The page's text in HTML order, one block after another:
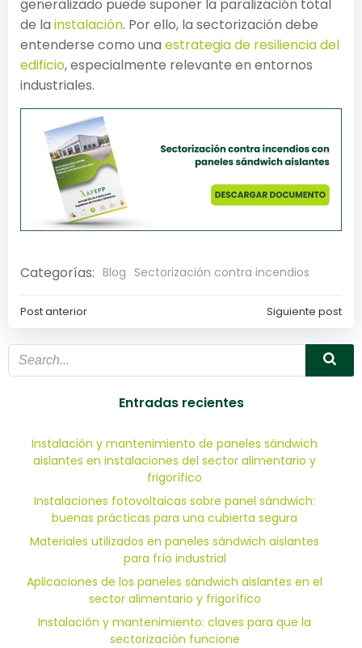
generalizado puede suponer la paralización total
de la instalación. Por ello, la sectorización debe
entenderse como una estrategia de resiliencia del
edificio, especialmente relevante en entornos
industriales.
Categorías: Blog Sectorización contra incendios
Navegación
de
entradas
Post anterior
Navegación
entradas
Siguiente post
Entradas recientes
Instalación y mantenimiento de paneles sándwich
aislantes en instalaciones del sector alimentario y
frigorífico
Instalaciones fotovoltaicas sobre panel sándwich:
buenas prácticas para una cubierta segura
Materiales utilizados en paneles sándwich aislantes
para frío industrial
Aplicaciones de los paneles sándwich aislantes en el
sector alimentario y frigorífico
Instalación y mantenimiento: claves para que la
sectorización funcione